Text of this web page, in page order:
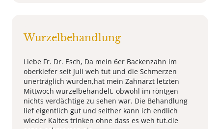
Wurzelbehandlung
Liebe Fr. Dr. Esch, Da mein 6er Backenzahn im
oberkiefer seit Juli weh tut und die Schmerzen
unerträglich wurden,hat mein Zahnarzt letzten
Mittwoch wurzelbehandelt, obwohl im röntgen
nichts verdächtige zu sehen war. Die Behandlung
lief eigentlich gut und seither kann ich endlich
wieder Kaltes trinken ohne dass es weh tut.die